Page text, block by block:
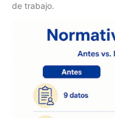
de trabajo.